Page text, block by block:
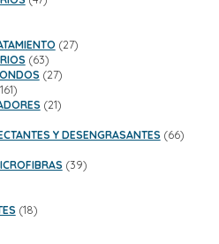
2727
6363
productos
2727
161161
productos
2121
Y DESENGRASANTES 6666
3939
1818